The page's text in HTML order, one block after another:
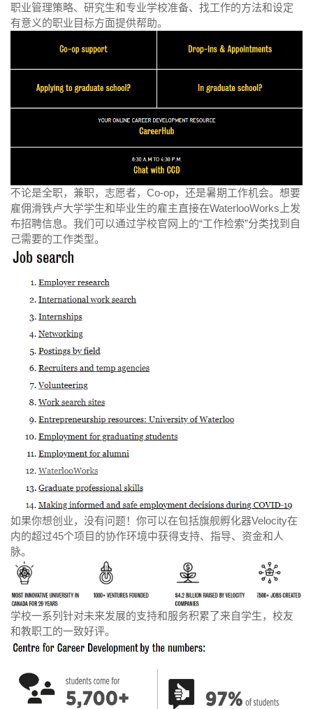
职业管理策略、研究生和专业学校准备、找工作的方法和设定
有意义的职业目标方面提供帮助。
不论是全职，兼职，志愿者，Co-op，还是暑期工作机会。想要
雇佣滑铁卢大学学生和毕业生的雇主直接在WaterlooWorks上发
布招聘信息。我们可以通过学校官网上的“工作检索”分类找到自
己需要的工作类型。
如果你想创业，没有问题！你可以在包括旗舰孵化器Velocity在
内的超过45个项目的协作环境中获得支持、指导、资金和人
脉。
学校一系列针对未来发展的支持和服务积累了来自学生，校友
和教职工的一致好评。